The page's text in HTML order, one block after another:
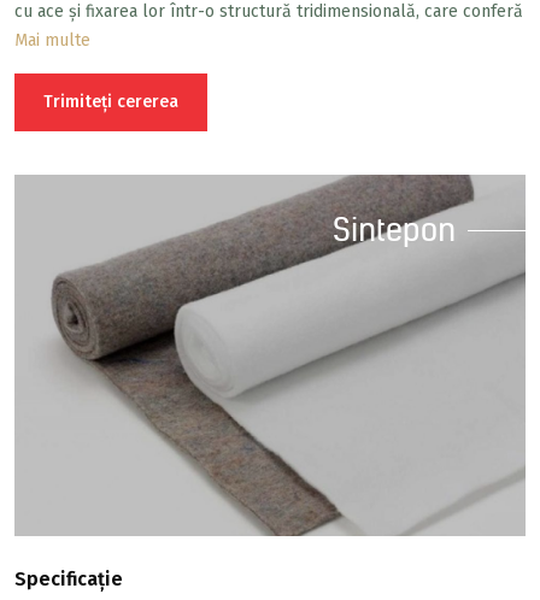
cu ace și fixarea lor într-o structură tridimensională, care conferă
materialului rezistență și structură.
Mai multe
Trimiteți cererea
Sintepon
Specificație